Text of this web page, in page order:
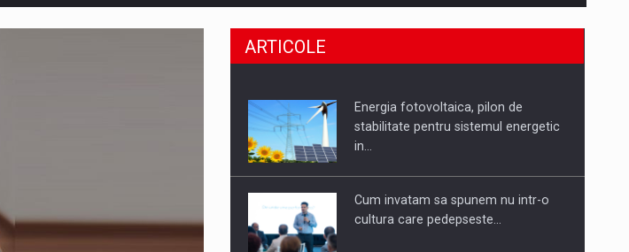
ambalajele pot risca retragerea produselor din piata
SCENE
ARTICOLE
Energia fotovoltaica, pilon de
stabilitate pentru sistemul energetic
in…
Cum invatam sa spunem nu intr-o
cultura care pedepseste…